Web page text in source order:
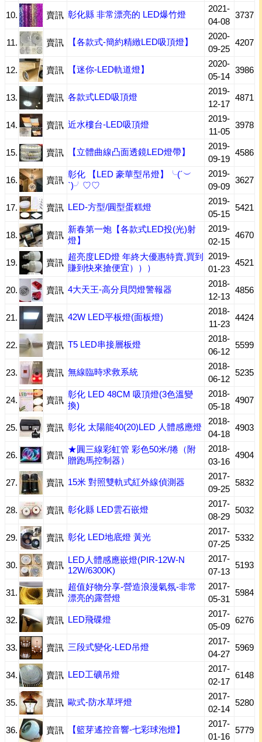
10. 賣訊 彰化縣 非常漂亮的 LED爆竹燈
2021-
04-08
3737
11. 賣訊 【各款式-簡約精緻LED吸頂燈】
2020-
09-25
4207
12. 賣訊 【迷你-LED軌道燈】
2020-
05-14
3986
13. 賣訊 各款式LED吸頂燈
2019-
12-17
4871
14. 賣訊 近水樓台-LED吸頂燈
2019-
11-05
3978
15. 賣訊 【立體曲線凸面透鏡LED燈帶】
2019-
09-19
4586
16. 賣訊
彰化 【LED 豪華型吊燈】╰(´︶
`)╯♡♡
2019-
09-09
3627
17. 賣訊 LED-方型/圓型蛋糕燈
2019-
05-15
5421
18. 賣訊
新春第一炮【各款式LED投(光)射
燈】
2019-
02-15
4670
19. 賣訊
超亮度LED燈 年終大優惠特賣,買到
賺到快來搶便宜）））
2019-
01-23
4521
20. 賣訊 4大天王-高分貝閃燈警報器
2018-
12-13
4856
21. 賣訊 42W LED平板燈(面板燈)
2018-
11-23
4424
22. 賣訊 T5 LED串接層板燈
2018-
06-12
5599
23. 賣訊 無線臨時求救系統
2018-
06-12
5235
24. 賣訊
彰化 LED 48CM 吸頂燈(3色溫變
換)
2018-
05-18
4907
25. 賣訊 彰化 太陽能40(20)LED 人體感應燈
2018-
04-18
4903
26. 賣訊
★圓三線彩虹管 彩色50米/捲（附
贈跑馬控制器）
2018-
03-16
4904
27. 賣訊 15米 對照雙軌式紅外線偵測器
2017-
09-25
5832
28. 賣訊 彰化縣 LED雲石嵌燈
2017-
08-29
5032
29. 賣訊 彰化 LED地底燈 黃光
2017-
07-25
5332
30. 賣訊
LED人體感應嵌燈(PIR-12W-N
12W/6300K)
2017-
07-13
5193
31. 賣訊
超值好物分享-營造浪漫氣氛-非常
漂亮的露營燈
2017-
05-31
5984
32. 賣訊 LED飛碟燈
2017-
05-09
6276
33. 賣訊 三段式變化-LED吊燈
2017-
04-27
5969
34. 賣訊 LED工礦吊燈
2017-
02-17
6148
35. 賣訊 歐式-防水草坪燈
2017-
02-14
5280
36. 賣訊 【籃芽遙控音響-七彩球泡燈】
2017-
01-16
5779